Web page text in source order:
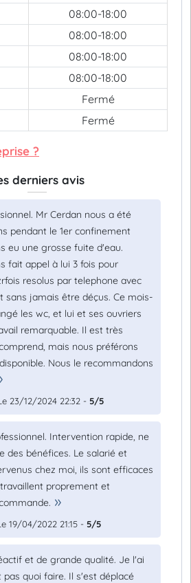
08:00-18:00
08:00-18:00
08:00-18:00
08:00-18:00
Fermé
Fermé
?
derniers avis
Mr Cerdan nous a été
pendant le 1er confinement
eu une grosse fuite d'eau.
fait appel à lui 3 fois pour
resolus par telephone avec
sans jamais être déçus. Ce mois-
les wc, et lui et ses ouvriers
remarquable. Il est très
mais nous préférons
Nous le recommandons
23/12/2024 22:32 - 5/5
Intervention rapide, ne
des bénéfices. Le salarié et
chez moi, ils sont efficaces
proprement et
19/04/2022 21:15 - 5/5
et de grande qualité. Je l'ai
pas quoi faire. Il s'est déplacé